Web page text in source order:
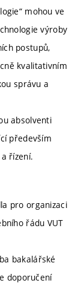
mohou ve
výroby
postupů,
kvalitativním
správu a
absolventi
především
řízení.
pro organizaci
řádu VUT
bakalářské
doporučení